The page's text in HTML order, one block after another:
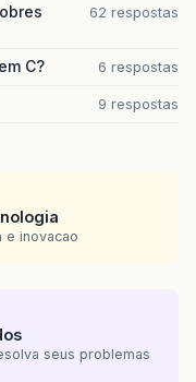
62 respostas
C? 6 respostas
9 respostas
e inovacao
seus problemas